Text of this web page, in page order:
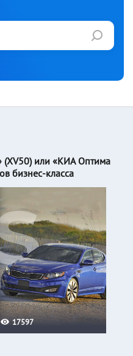
17597
(XV50) или «КИА Оптима
бизнес-класса